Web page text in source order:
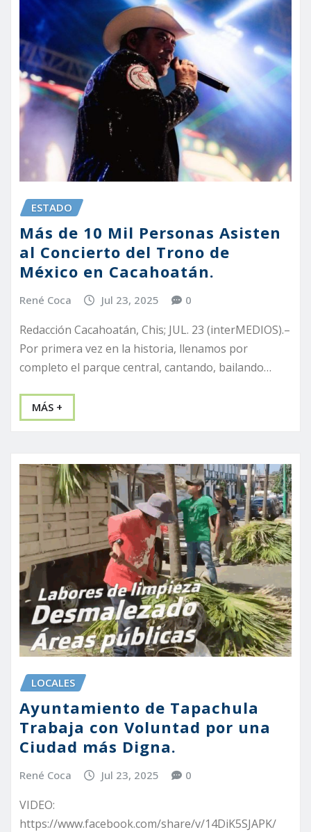
ESTADO
Más de 10 Mil Personas Asisten
al Concierto del Trono de
México en Cacahoatán.
René Coca Jul 23, 2025 0
Redacción Cacahoatán, Chis; JUL. 23 (interMEDIOS).–
Por primera vez en la historia, llenamos por
completo el parque central, cantando, bailando…
MÁS +
LOCALES
Ayuntamiento de Tapachula
Trabaja con Voluntad por una
Ciudad más Digna.
René Coca Jul 23, 2025 0
VIDEO:
https://www.facebook.com/share/v/14DiK5SJAPK/